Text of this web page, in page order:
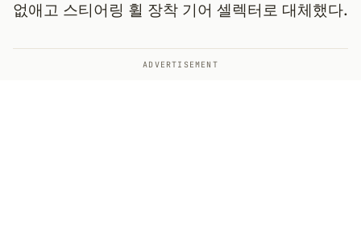
없애고 스티어링 휠 장착 기어 셀렉터로 대체했다.
ADVERTISEMENT